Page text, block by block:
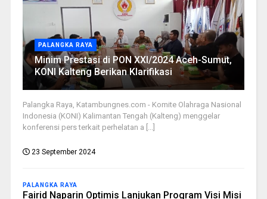
PALANGKA RAYA
Minim Prestasi di PON XXI/2024 Aceh-Sumut,
KONI Kalteng Berikan Klarifikasi
Palangka Raya, Katambungnes.com - Komite Olahraga Nasional
Indonesia (KONI) Kalimantan Tengah (Kalteng) menggelar
konferensi pers terkait perhelatan a [...]
23 September 2024
PALANGKA RAYA
Fairid Naparin Optimis Lanjukan Program Visi Misi